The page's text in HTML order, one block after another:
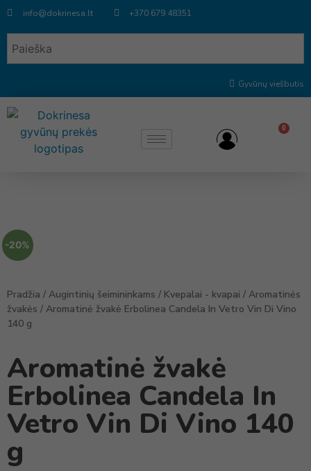
info@dokrinesa.lt +370 679 48351
Gyvūnų viešbutis
0
-20%
Pradžia / Augintinių šeimininkams / Kvepalai - kvapai / Aromatinės
žvakės / Aromatinė žvakė Erbolinea Candela In Vetro Vin Di Vino
140 g
Aromatinė žvakė
Erbolinea Candela In
Vetro Vin Di Vino 140
g